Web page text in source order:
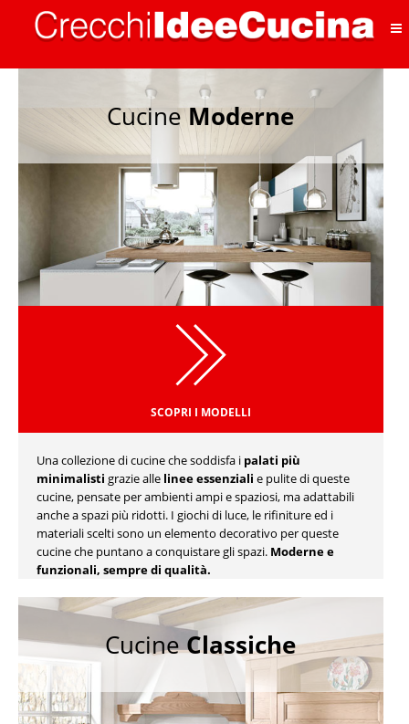
CucineModerne
SCOPRI I MODELLI
Una collezione di cucine che soddisfa i palati più
minimalisti grazie alle linee essenziali e pulite di queste
cucine, pensate per ambienti ampi e spaziosi, ma adattabili
anche a spazi più ridotti. I giochi di luce, le rifiniture ed i
materiali scelti sono un elemento decorativo per queste
cucine che puntano a conquistare gli spazi. Moderne e
funzionali, sempre di qualità.
CucineClassiche